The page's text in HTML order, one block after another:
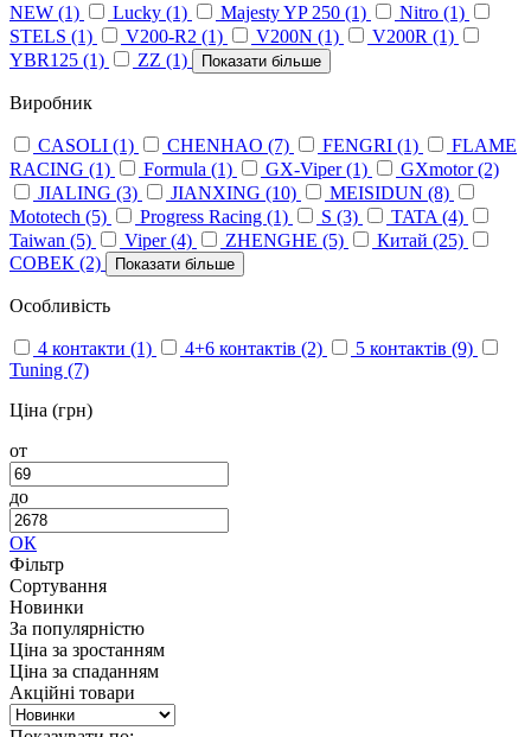
NEW (1) Lucky (1) Majesty YP 250 (1) Nitro (1)
STELS (1) V200-R2 (1) V200N (1) V200R (1)
YBR125 (1) ZZ (1) Показати більше
Виробник
CASOLI (1) CHENHAO (7) FENGRI (1)
FLAME
RACING (1) Formula (1) GX-Viper(1) GXmotor(2)
JIALING (3) JIANXING (10) MEISIDUN (8)
Mototech (5) Progress Racing (1) S (3) TATA (4)
Taiwan (5) Viper(4) ZHENGHE (5) Китай (25)
СОВЕК (2) Показати більше
Особливість
4 контакти (1) 4+6 контактів (2) 5 контактів (9)
Tuning (7)
Ціна (грн)
от
до
ОК
Фільтр
Сортування
Новинки
За популярністю
Ціна за зростанням
Ціна за спаданням
Акційні товари